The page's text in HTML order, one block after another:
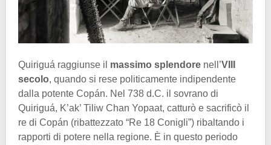
Quiriguá raggiunse il massimo splendore nell’VIII
secolo, quando si rese politicamente indipendente
dalla potente Copán. Nel 738 d.C. il sovrano di
Quiriguá, K’ak’ Tiliw Chan Yopaat, catturò e sacrificò il
re di Copán (ribattezzato “Re 18 Conigli”) ribaltando i
rapporti di potere nella regione. È in questo periodo